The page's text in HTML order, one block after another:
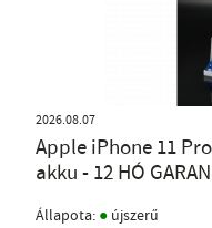
2026.08.07
Apple iPhone 11
akku - 12 HÓ
Állapota: ● újszerű